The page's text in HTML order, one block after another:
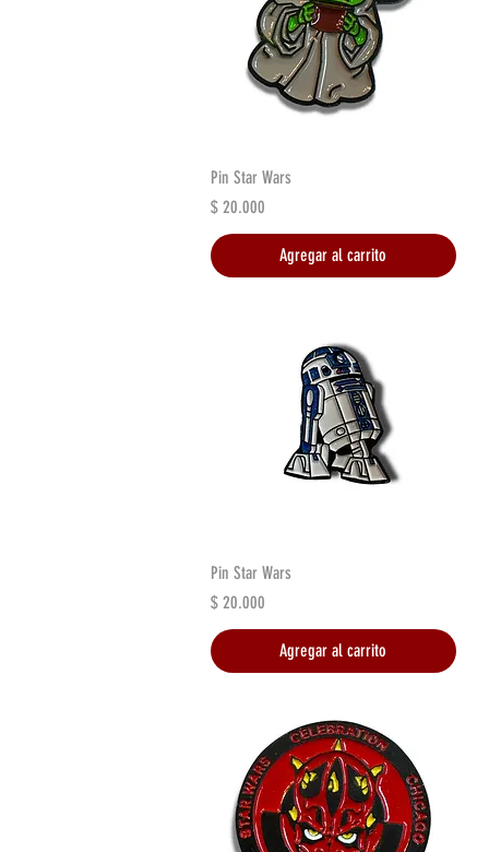
Pin Star Wars
Precio
$ 20.000
Agregar al carrito
Pin Star Wars
Precio
$ 20.000
Agregar al carrito